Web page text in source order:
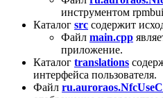
инструментом
Каталог src содержит
Файл main.cpp
приложение.
Каталог translations
интерфейса пользователя.
Файл